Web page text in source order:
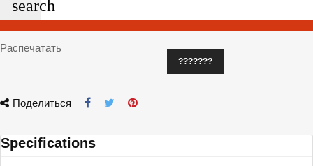
search
Распечатать
???????
Поделиться
Specifications